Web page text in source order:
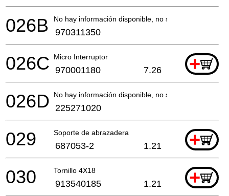
No hay información disponible, no se puede pedir
026B 970311350
Micro Interruptor +
026C 970001180 7.26
No hay información disponible, no se puede pedir
026D 225271020
Soporte de abrazadera +
029 687053-2 1.21
Tornillo 4X18 +
030 913540185 1.21